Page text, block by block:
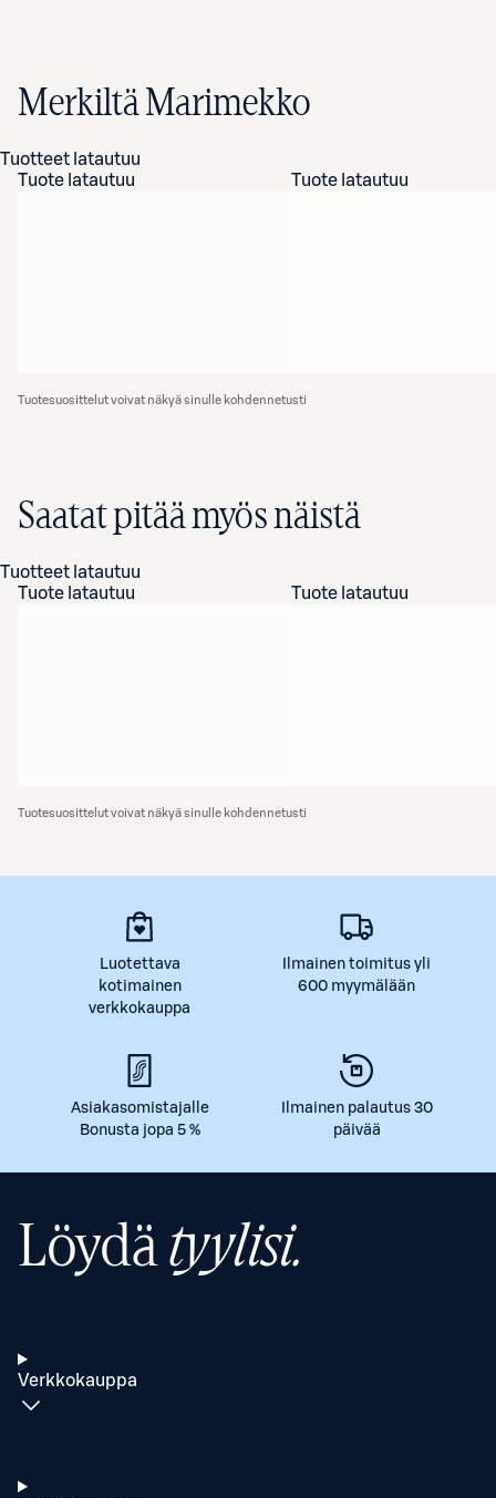
Merkiltä Marimekko
Tuotteet latautuu
Tuote latautuu
Tuote latautuu
Tuotesuosittelut voivat näkyä sinulle kohdennetusti
Saatat pitää myös näistä
Tuotteet latautuu
Tuote latautuu
Tuote latautuu
Tuotesuosittelut voivat näkyä sinulle kohdennetusti
Luotettava
kotimainen
verkkokauppa
Ilmainen toimitus yli
600 myymälään
Asiakasomistajalle
Bonusta jopa 5 %
Ilmainen palautus 30
päivää
Löydätyylisi.
Verkkokauppa